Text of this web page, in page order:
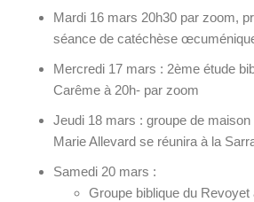
Mardi 16 mars 20h30 par zoom,
séance de catéchèse
Mercredi 17 mars : 2ème étude
Carême à 20h- par zoom
Jeudi 18 mars : groupe de
Marie Allevard se réunira à la
Samedi 20 mars :
Groupe biblique du